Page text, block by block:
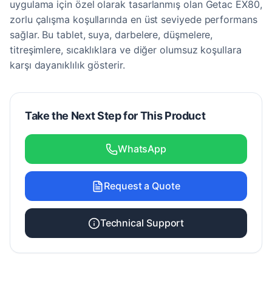
uygulama için özel olarak tasarlanmış olan Getac EX80,
zorlu çalışma koşullarında en üst seviyede performans
sağlar. Bu tablet, suya, darbelere, düşmelere,
titreşimlere, sıcaklıklara ve diğer olumsuz koşullara
karşı dayanıklılık gösterir.
Take the Next Step for This Product
WhatsApp
Request a Quote
Technical Support